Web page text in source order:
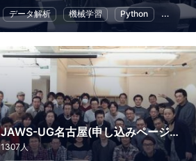
データ解析 機械学習 Python 人工知能
JAWS-UG名古屋(申し込みページはConnpassへ移行)
1307人